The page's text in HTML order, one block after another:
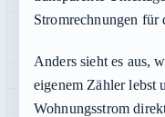
Stromrechnungen für
Anders sieht es aus,
eigenem Zähler lebst
Wohnungsstrom